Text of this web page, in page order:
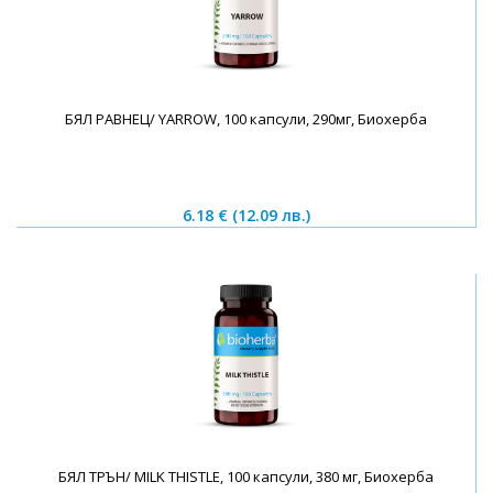
БЯЛ РАВНЕЦ/ YARROW, 100 капсули, 290мг, Биохерба
6.18 € (12.09 лв.)
БЯЛ ТРЪН/ MILK THISTLE, 100 капсули, 380 мг, Биохерба